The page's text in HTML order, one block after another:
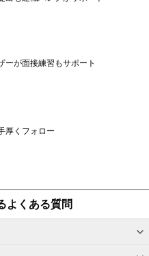
ーが面接練習もサポート
厚くフォロー
よくある質問